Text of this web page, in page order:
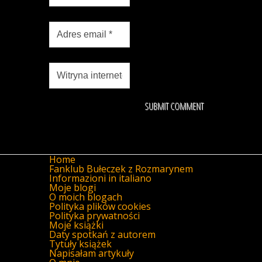
Home
Fanklub Bułeczek z Rozmarynem
Informazioni in italiano
Moje blogi
O moich blogach
Polityka plików cookies
Polityka prywatności
Moje książki
Daty spotkań z autorem
Tytuły książek
Napisałam artykuły